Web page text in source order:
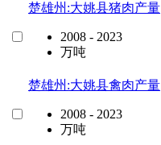
楚雄州:大姚县猪肉产量
2008 - 2023
万吨
楚雄州:大姚县禽肉产量
2008 - 2023
万吨